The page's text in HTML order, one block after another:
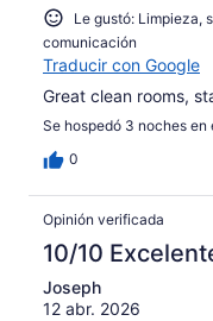
Le gustó: Limpieza,
comunicación
Traducir con Google
Great clean rooms,
Se hospedó 3 noches en
0
Opinión verificada
10/10
Joseph
12 abr. 2026